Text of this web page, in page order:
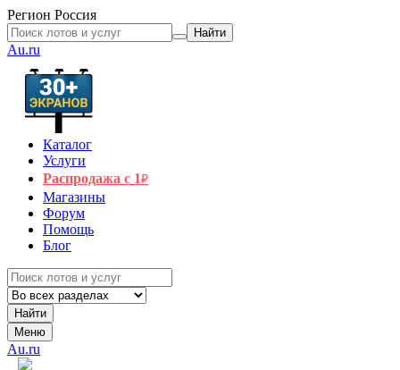
Регион Россия
Найти
Au.ru
Каталог
Услуги
Распродажа с 1₽
Магазины
Форум
Помощь
Блог
Найти
Меню
Au.ru